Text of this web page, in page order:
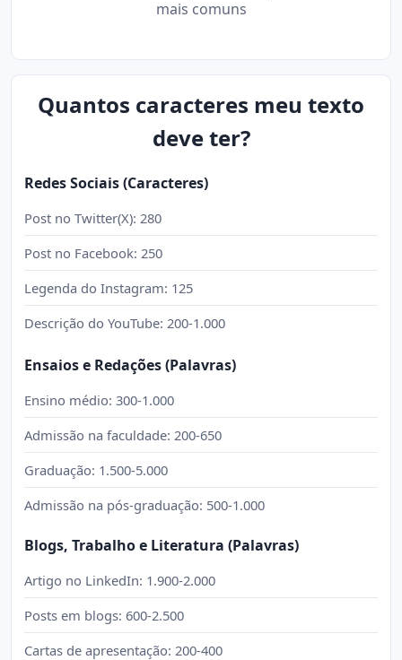
mais comuns
Quantos caracteres meu texto
deve ter?
Redes Sociais (Caracteres)
Post no Twitter(X): 280
Post no Facebook: 250
Legenda do Instagram: 125
Descrição do YouTube: 200-1.000
Ensaios e Redações (Palavras)
Ensino médio: 300-1.000
Admissão na faculdade: 200-650
Graduação: 1.500-5.000
Admissão na pós-graduação: 500-1.000
Blogs, Trabalho e Literatura (Palavras)
Artigo no LinkedIn: 1.900-2.000
Posts em blogs: 600-2.500
Cartas de apresentação: 200-400